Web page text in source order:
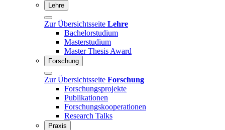
Lehre
Zur Übersichtsseite Lehre
Bachelorstudium
Masterstudium
Master Thesis Award
Forschung
Zur Übersichtsseite Forschung
Forschungsprojekte
Publikationen
Forschungskooperationen
Research Talks
Praxis